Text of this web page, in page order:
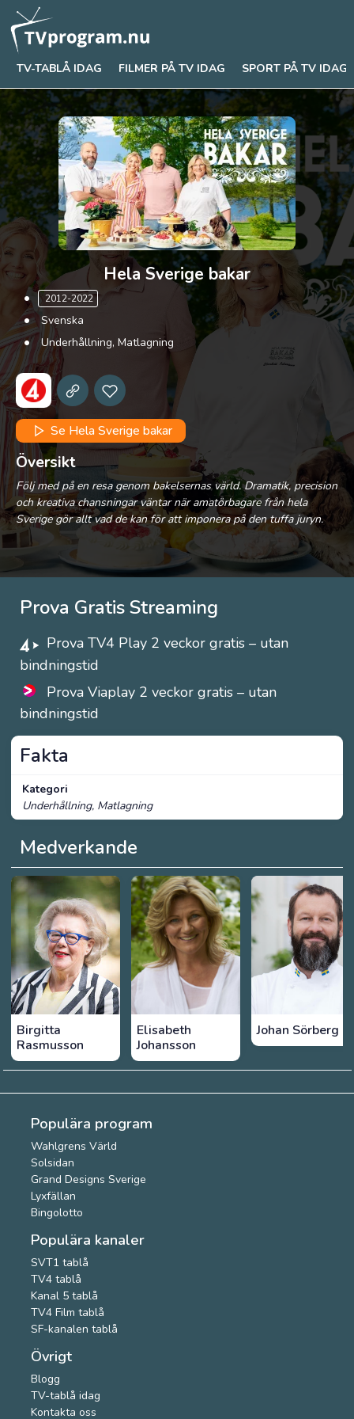
TV-TABLÅ IDAG FILMER PÅ TV IDAG SPORT PÅ TV IDAG
Hela Sverige bakar
2012-2022
Svenska
Underhållning, Matlagning
Se Hela Sverige bakar
Översikt
Följ med på en resa genom bakelsernas värld. Dramatik, precision
och kreativa chansningar väntar när amatörbagare från hela
Sverige gör allt vad de kan för att imponera på den tuffa juryn.
Prova Gratis Streaming
Prova TV4 Play 2 veckor gratis – utan
bindningstid
Prova Viaplay 2 veckor gratis – utan
bindningstid
Medverkande
Birgitta
Rasmusson
Elisabeth
Johansson
Johan Sörberg
Fakta
Kategori
Underhållning, Matlagning
Populära program
Wahlgrens Värld
Solsidan
Grand Designs Sverige
Lyxfällan
Bingolotto
Populära kanaler
SVT1 tablå
TV4 tablå
Kanal 5 tablå
TV4 Film tablå
SF-kanalen tablå
Övrigt
Blogg
TV-tablå idag
Kontakta oss